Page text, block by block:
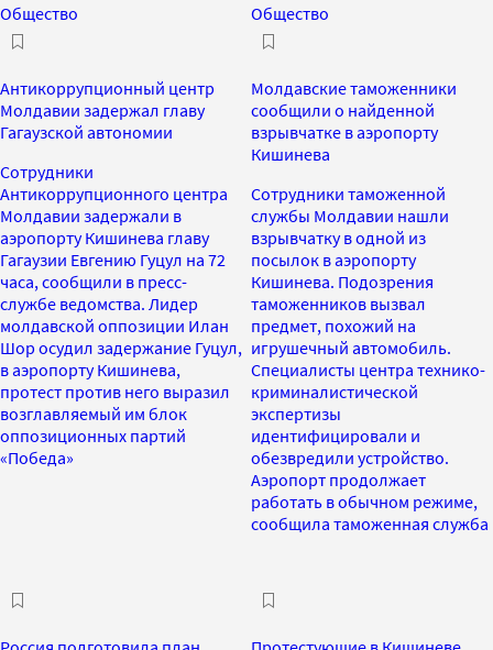
Общество
Антикоррупционный центр
Молдавии задержал главу
Гагаузской автономии
Сотрудники
Антикоррупционного центра
Молдавии задержали в
аэропорту Кишинева главу
Гагаузии Евгению Гуцул на 72
часа, сообщили в пресс-
службе ведомства. Лидер
молдавской оппозиции Илан
Шор осудил задержание Гуцул,
в аэропорту Кишинева,
протест против него выразил
возглавляемый им блок
оппозиционных партий
«Победа»
Общество
Молдавские таможенники
сообщили о найденной
взрывчатке в аэропорту
Кишинева
Сотрудники таможенной
службы Молдавии нашли
взрывчатку в одной из
посылок в аэропорту
Кишинева. Подозрения
таможенников вызвал
предмет, похожий на
игрушечный автомобиль.
Специалисты центра технико-
криминалистической
экспертизы
идентифицировали и
обезвредили устройство.
Аэропорт продолжает
работать в обычном режиме,
сообщила таможенная служба